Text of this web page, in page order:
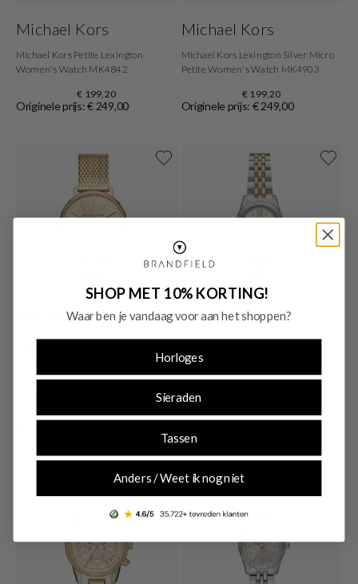
Michael Kors
Michael Kors Petite Lexington
Women's Watch MK4842
€ 199,20
Originele prijs: € 249,00
Michael Kors
Michael Kors Lexington Silver Micro
Petite Women's Watch MK4903
€ 199,20
Originele prijs: € 249,00
Uitverkocht
Michael Kors Pyper Women's Watch
€ 175,20
Uitverkocht
Michael Kors Petite Lexington Dames
€ 199,20
SHOP MET 10% KORTING!
Waar ben je vandaag voor aan het shoppen?
Horloges
Sieraden
Tassen
Anders / Weet ik nog niet